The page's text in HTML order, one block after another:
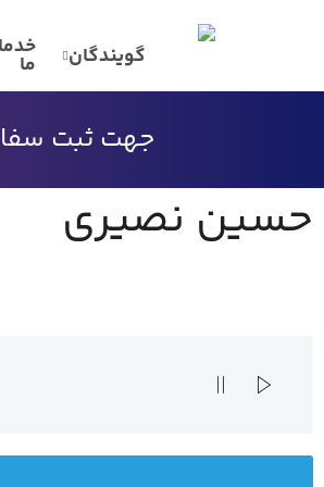
گویندگان ما
جهت ثبت
حسین نصیری